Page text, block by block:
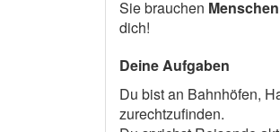
Sie brauchen
dich!
Deine Aufgaben
Du bist an Bahnhöfen,
zurechtzufinden.